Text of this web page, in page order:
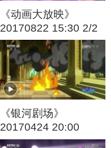
《动画大放映》
20170822 15:30 2/2
《银河剧场》
20170424 20:00